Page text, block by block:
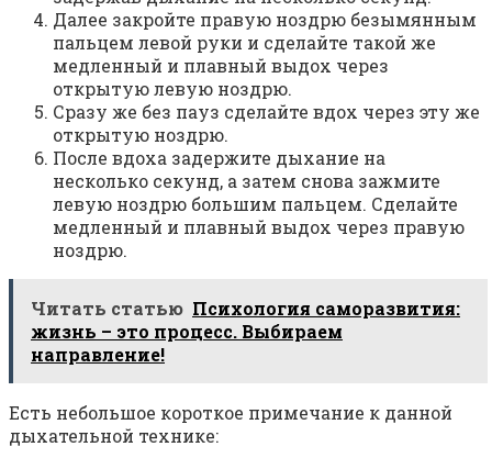
Далее закройте правую ноздрю безымянным
пальцем левой руки и сделайте такой же
медленный и плавный выдох через
открытую левую ноздрю.
Сразу же без пауз сделайте вдох через эту же
открытую ноздрю.
После вдоха задержите дыхание на
несколько секунд, а затем снова зажмите
левую ноздрю большим пальцем. Сделайте
медленный и плавный выдох через правую
ноздрю.
Читать статью Психология саморазвития:
жизнь – это процесс. Выбираем
направление!
Есть небольшое короткое примечание к данной
дыхательной технике: